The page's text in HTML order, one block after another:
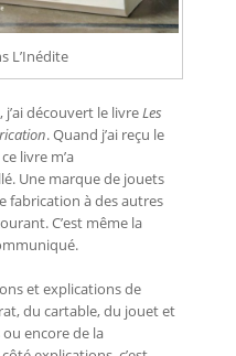
L’Inédite
découvert le livreLes
. Quand j’ai reçu le
livre m’a
Une marque de jouets
fabrication à des autres
C’est même la
et explications de
du cartable, du jouet et
encore de la